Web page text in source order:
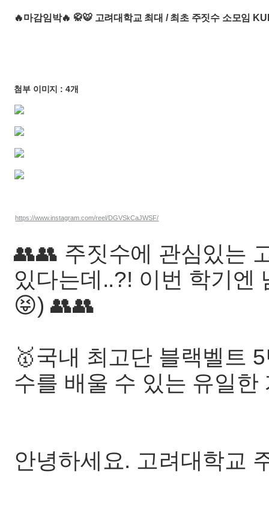
🔥마감임박🔥 🥋🐯 고려대학교 최대 / 최초 주짓수 소모임
첨부 이미지 : 4개
https://www.instagram.com/reel/DGVSkCaJWSF/
👥️👥️ 주짓수에 관심있는
있다는데..?! 이번 학기엔
😝) 👥️👥️
🥇국내 최고단 블랙벨트
수를 배울 수 있는 유일한
안녕하세요. 고려대학교